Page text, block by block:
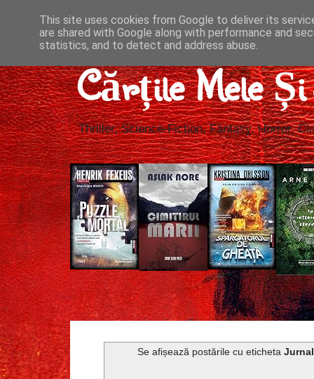
Cărțile Mele
Thriller, Science-Fiction, Fantasy, Horror,
Se afișează postările cu etichetaJurnal
This site uses cookies from Google to deliver its
are shared with Google along with performance and
statistics, and to detect and address abuse.